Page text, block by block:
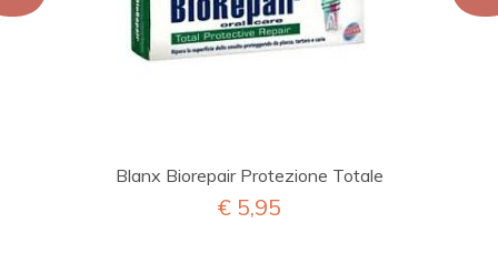
Blanx Biorepair Protezione Totale
€ 5,95